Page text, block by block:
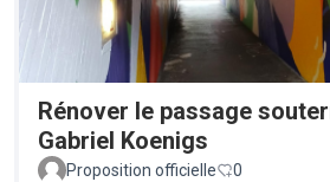
Rénover le passage
Gabriel Koenigs
Proposition officielle 0